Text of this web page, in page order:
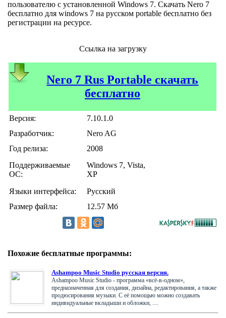
пользователю с установленной Windows 7. Скачать Nero 7
бесплатно для windows 7 на русском portable бесплатно без
регистрации на ресурсе.
Ссылка на загрузку
Nero 7 Rus Portable скачать
бесплатно
Версия:
7.10.1.0
Разработчик:
Nero AG
Год релиза:
2008
Поддерживаемые
ОС:
Windows 7, Vista,
XP
Языки интерфейса:
Русский
Размер файла:
12.57 Мб
Похожие бесплатные программы:
Ashampoo Music Studio русская версия.
Ashampoo Music Studio - программа «всё-в-одном»,
предназначенная для создания, дизайна, редактирования, а также
продюсирования музыки. С её помощью можно создавать
индивидуальные вкладыши и обложки, ....